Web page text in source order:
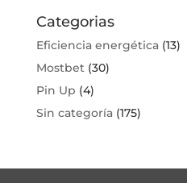
Categorias
Eficiencia energética(13)
Mostbet(30)
Pin Up (4)
Sin categoría(175)